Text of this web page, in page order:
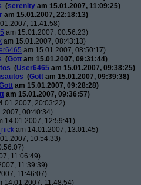
(serenity am 15.01.2007, 11:09:25)
am 15.01.2007, 22:18:13)
11:41:58)
am 15.01.2007, 00:56:23)
am 15.01.2007, 08:43:13)
am 15.01.2007, 08:50:17)
(Gott am 15.01.2007, 09:31:44)
(User6465 am 15.01.2007, 09:38:25)
(Gott am 15.01.2007, 09:39:38)
am 15.01.2007, 09:28:28)
am 15.01.2007, 09:36:57)
20:03:22)
00:40:34)
14.01.2007, 12:59:41)
am 14.01.2007, 13:01:45)
10:54:33)
11:06:49)
11:39:39)
11:46:07)
14.01.2007, 11:48:54)